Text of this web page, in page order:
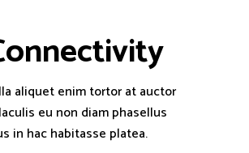
onnectivity
aliquet enim tortor at auctor
eu non diam phasellus
in hac habitasse platea.